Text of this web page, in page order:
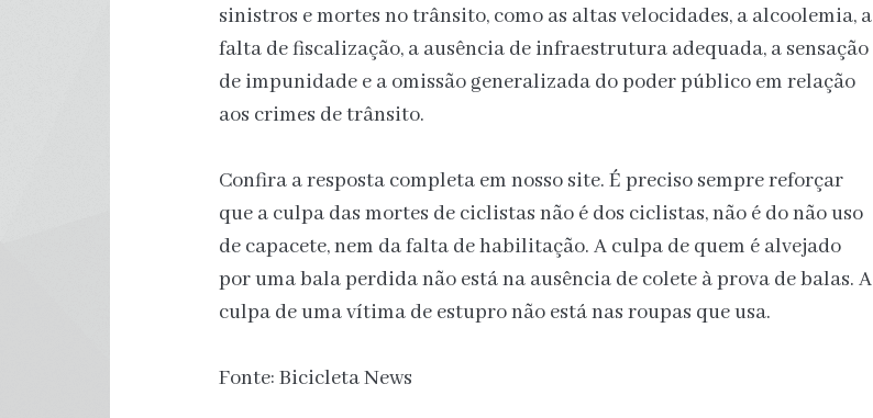
sinistros e mortes no trânsito, como as altas velocidades, a alcoolemia, a
falta de fiscalização, a ausência de infraestrutura adequada, a sensação
de impunidade e a omissão generalizada do poder público em relação
aos crimes de trânsito.
Confira a resposta completa em nosso site. É preciso sempre reforçar
que a culpa das mortes de ciclistas não é dos ciclistas, não é do não uso
de capacete, nem da falta de habilitação. A culpa de quem é alvejado
por uma bala perdida não está na ausência de colete à prova de balas. A
culpa de uma vítima de estupro não está nas roupas que usa.
Fonte: Bicicleta News